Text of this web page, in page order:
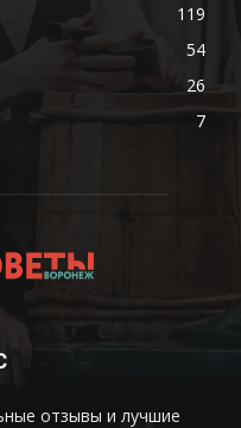
119
54
26
7
отзывы и лучшие